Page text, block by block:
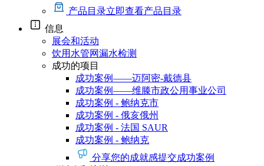
产品目录立即查看产品目录
信息
展会和活动
饮用水管网漏水检测
成功的项目
成功案例——迈阿密-戴德县
成功案例——维滕市政公用事业公司
成功案例 - 鲍纳克市
成功案例 - 俄亥俄州
成功案例 - 法国 SAUR
成功案例 - 鲍纳克
分享您的成就感提交成功案例